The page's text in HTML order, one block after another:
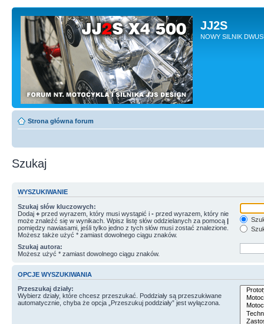
JJ2S
NOWY SILNIK
Strona główna forum
Szukaj
WYSZUKIWANIE
Szukaj słów kluczowych:
Dodaj + przed wyrazem, który musi wystąpić i - przed wyrazem, który nie
może znaleźć się w wynikach. Wpisz listę słów oddzielanych za pomocą |
pomiędzy nawiasami, jeśli tylko jedno z tych słów musi zostać znalezione.
Możesz także użyć * zamiast dowolnego ciągu znaków.
Szukaj autora:
Możesz użyć * zamiast dowolnego ciągu znaków.
OPCJE WYSZUKIWANIA
Przeszukaj działy:
Wybierz działy, które chcesz przeszukać. Poddziały są przeszukiwane
automatycznie, chyba że opcja „Przeszukuj poddziały” jest wyłączona.